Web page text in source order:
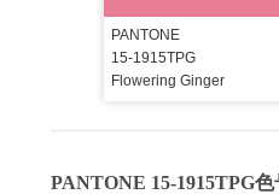
PANTONE
15-1915TPG
Flowering Ginger
PANTONE 15-1915TPG